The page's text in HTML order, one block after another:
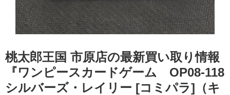
桃太郎王国 市原店の最新買い取り情報
『ワンピースカードゲーム OP08-118
シルバーズ・レイリー [コミパラ]（キ